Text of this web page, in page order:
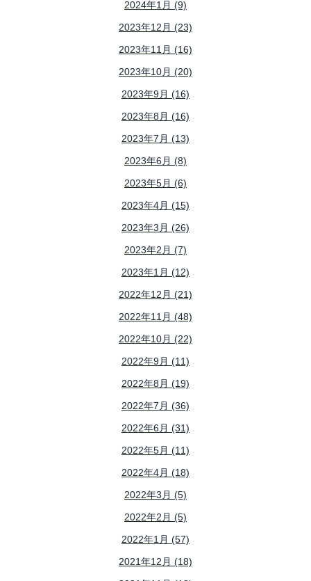
2024年1月 (9)
2023年12月 (23)
2023年11月 (16)
2023年10月 (20)
2023年9月 (16)
2023年8月 (16)
2023年7月 (13)
2023年6月 (8)
2023年5月 (6)
2023年4月 (15)
2023年3月 (26)
2023年2月 (7)
2023年1月 (12)
2022年12月 (21)
2022年11月 (48)
2022年10月 (22)
2022年9月 (11)
2022年8月 (19)
2022年7月 (36)
2022年6月 (31)
2022年5月 (11)
2022年4月 (18)
2022年3月 (5)
2022年2月 (5)
2022年1月 (57)
2021年12月 (18)